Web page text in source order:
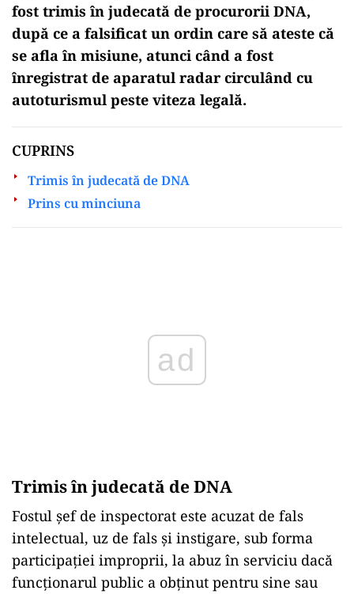
fost trimis în judecată de procurorii DNA,
după ce a falsificat un ordin care să ateste că
se afla în misiune, atunci când a fost
înregistrat de aparatul radar circulând cu
autoturismul peste viteza legală.
CUPRINS
Trimis în judecată de DNA
Prins cu minciuna
Trimis în judecată de DNA
Fostul şef de inspectorat este acuzat de fals
intelectual, uz de fals și instigare, sub forma
participației improprii, la abuz în serviciu dacă
funcționarul public a obținut pentru sine sau